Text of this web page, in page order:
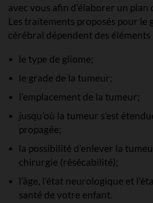
avec vous afin d’élaborer un
Les traitements proposés pour le
cérébral dépendent des éléments
le type de gliome;
le grade de la tumeur;
l’emplacement de la tumeur;
jusqu’où la tumeur s’est
propagée;
la possibilité d’enlever la
chirurgie (résécabilité);
l’âge, l’état neurologique et
santé de votre enfant.